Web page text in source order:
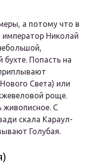
а потому что в
император Николай
Попасть на
Света) или
роще.
живописное. С
скала Караул-
Голубая.